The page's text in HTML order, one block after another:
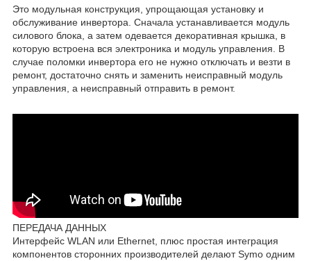
Это модульная конструкция, упрощающая установку и
обслуживание инвертора. Сначала устанавливается модуль
силового блока, а затем одевается декоративная крышка, в
которую встроена вся электроника и модуль управления. В
случае поломки инвертора его не нужно отключать и везти в
ремонт, достаточно снять и заменить неисправный модуль
управления, а неисправный отправить в ремонт.
ПЕРЕДАЧА ДАННЫХ
Интерфейс WLAN или Ethernet, плюс простая интеграция
компонентов сторонних производителей делают Symo одним